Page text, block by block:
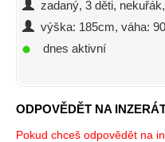
zadaný, 3 děti,
výška: 185cm, váha:
dnes aktivní
ODPOVĚDĚT NA
Pokud chceš odpovědět na